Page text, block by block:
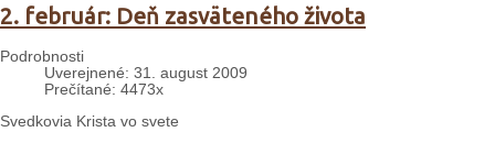
2. február: Deň zasväteného života
Podrobnosti
Uverejnené: 31. august 2009
Prečítané: 4473x
Svedkovia Krista vo svete